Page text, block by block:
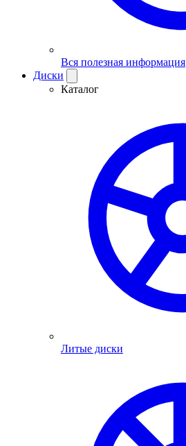
Вся полезная информация
Диски
Каталог
Литые диски